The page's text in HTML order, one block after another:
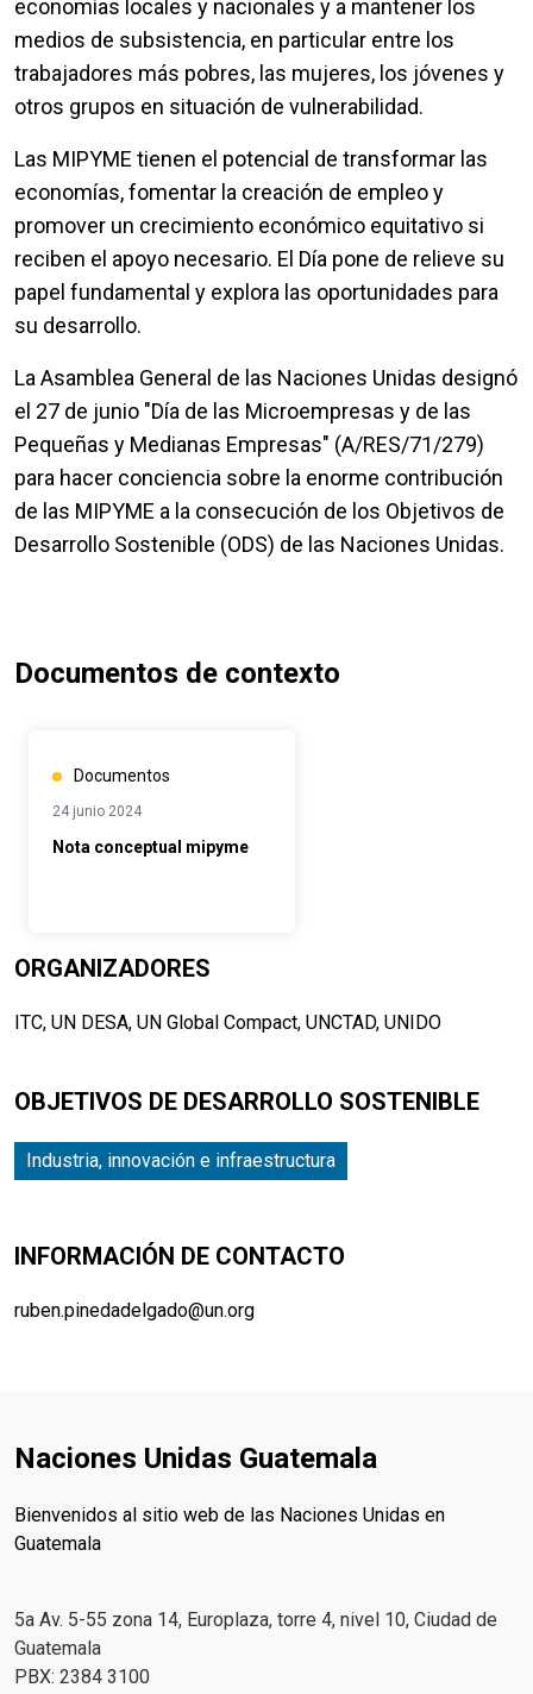
ORGANIZADORES
ITC, UN DESA, UN Global Compact, UNCTAD, UNIDO
OBJETIVOS DE DESARROLLO SOSTENIBLE
Industria, innovación e infraestructura
INFORMACIÓN DE CONTACTO
ruben.pinedadelgado@un.org
economías locales y nacionales y a mantener los
medios de subsistencia, en particular entre los
trabajadores más pobres, las mujeres, los jóvenes y
otros grupos en situación de vulnerabilidad.
Las MIPYME tienen el potencial de transformar las
economías, fomentar la creación de empleo y
promover un crecimiento económico equitativo si
reciben el apoyo necesario. El Día pone de relieve su
papel fundamental y explora las oportunidades para
su desarrollo.
La Asamblea General de las Naciones Unidas designó
el 27 de junio "Día de las Microempresas y de las
Pequeñas y Medianas Empresas" (A/RES/71/279)
para hacer conciencia sobre la enorme contribución
de las MIPYME a la consecución de los Objetivos de
Desarrollo Sostenible (ODS) de las Naciones Unidas.
Documentos de contexto
Documentos
24 junio 2024
Nota conceptual mipyme
Naciones Unidas Guatemala
Bienvenidos al sitio web de las Naciones Unidas en
Guatemala
5a Av. 5-55 zona 14, Europlaza, torre 4, nivel 10, Ciudad de
Guatemala
PBX: 2384 3100